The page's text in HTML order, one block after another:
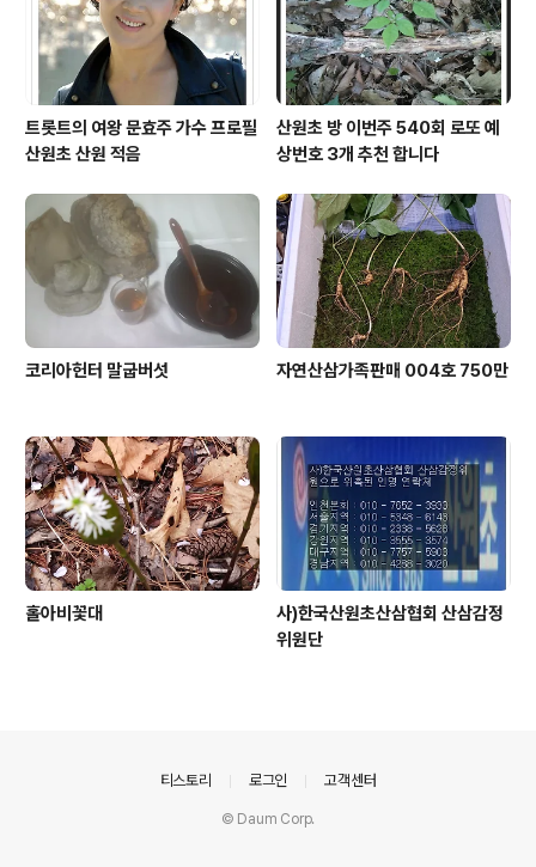
트롯트의 여왕 문효주 가수 프로필
산원초 산원 적음
산원초 방 이번주 540회 로또 예
상번호 3개 추천 합니다
코리아헌터 말굽버섯 자연산삼가족판매 004호 750만
홀아비꽃대
사)한국산원초산삼협회 산삼감정
위원단
티스토리 로그인 고객센터
© Daum Corp.